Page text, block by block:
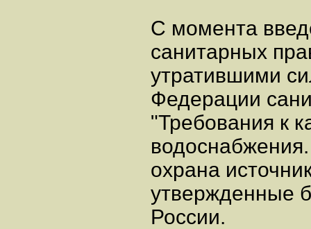
С момента
санитарных
утратившими
Федерации
"Требования к
охрана
утвержденные
России.